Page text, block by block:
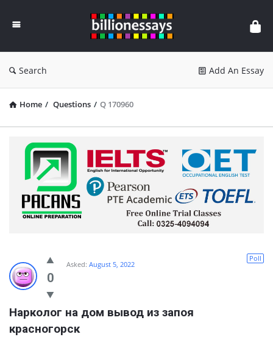
Essays
Search Add An Essay
Home / Questions / Q 170960
0
Poll
Asked: August 5, 2022
Нарколог на дом вывод из запоя
красногорск